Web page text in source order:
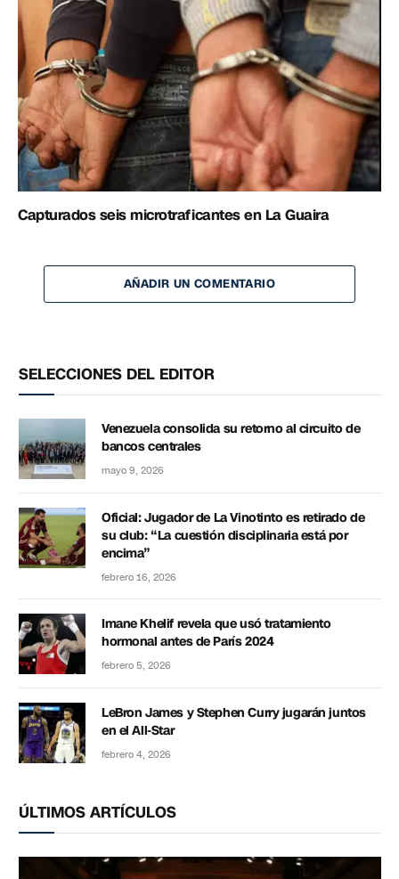
Capturados seis microtraficantes en La Guaira
AÑADIR UN COMENTARIO
SELECCIONES DEL EDITOR
Venezuela consolida su retorno al circuito de
bancos centrales
mayo 9, 2026
Oficial: Jugador de La Vinotinto es retirado de
su club: “La cuestión disciplinaria está por
encima”
febrero 16, 2026
Imane Khelif revela que usó tratamiento
hormonal antes de París 2024
febrero 5, 2026
LeBron James y Stephen Curry jugarán juntos
en el All-Star
febrero 4, 2026
ÚLTIMOS ARTÍCULOS